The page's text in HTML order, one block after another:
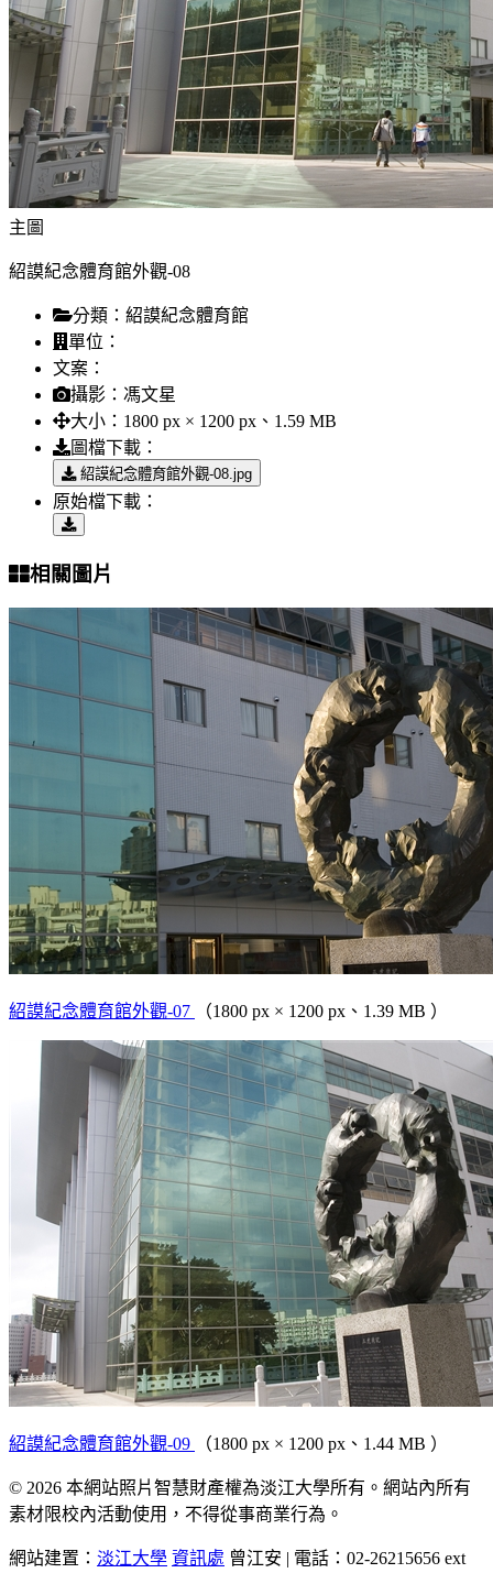
主圖
紹謨紀念體育館外觀-08
分類： 紹謨紀念體育館
單位：
文案：
攝影： 馮文星
大小： 1800 px × 1200 px、1.59 MB
圖檔下載：
紹謨紀念體育館外觀-08.jpg
原始檔下載：
相關圖片
紹謨紀念體育館外觀-07 （1800 px × 1200 px、1.39 MB ）
紹謨紀念體育館外觀-09 （1800 px × 1200 px、1.44 MB ）
© 2026 本網站照片智慧財產權為淡江大學所有。網站內所有
素材限校內活動使用，不得從事商業行為。
網站建置： 淡江大學 資訊處 曾江安 | 電話：02-26215656 ext